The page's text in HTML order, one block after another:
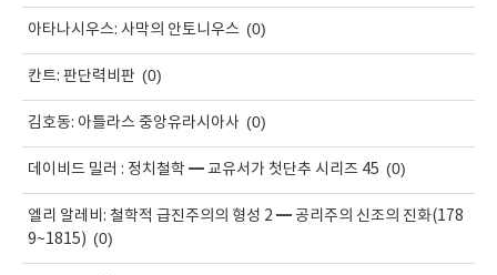
아타나시우스: 사막의 안토니우스 (0)
칸트: 판단력비판 (0)
김호동: 아틀라스 중앙유라시아사 (0)
데이비드 밀러 : 정치철학 ━ 교유서가 첫단추 시리즈 45 (0)
엘리 알레비: 철학적 급진주의의 형성 2 ━ 공리주의 신조의 진화(178
9~1815) (0)